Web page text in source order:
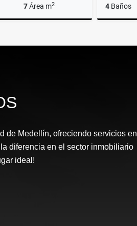
7Área m2
$290.000.000
4 Baños
de Medellín, ofreciendo servicios en
diferencia en el sector inmobiliario
ideal!